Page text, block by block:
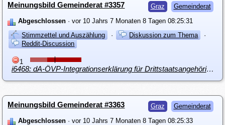
Graz Gemeinderat
Meinungsbild Gemeinderat #3357
Abgeschlossen · vor 10 Jahrs 7 Monaten 8 Tagen 08:25:31
Stimmzettel und Auszählung
· Diskussion zum Thema
·
Reddit-Discussion
1
i6468: dA-ÖVP-Integrationserklärung für Drittstaatsangehörige, Konventionsflüchtlinge und subsidiär Schutzberechtigte
Graz Gemeinderat
Meinungsbild Gemeinderat #3363
Abgeschlossen · vor 10 Jahrs 7 Monaten 8 Tagen 08:25:33